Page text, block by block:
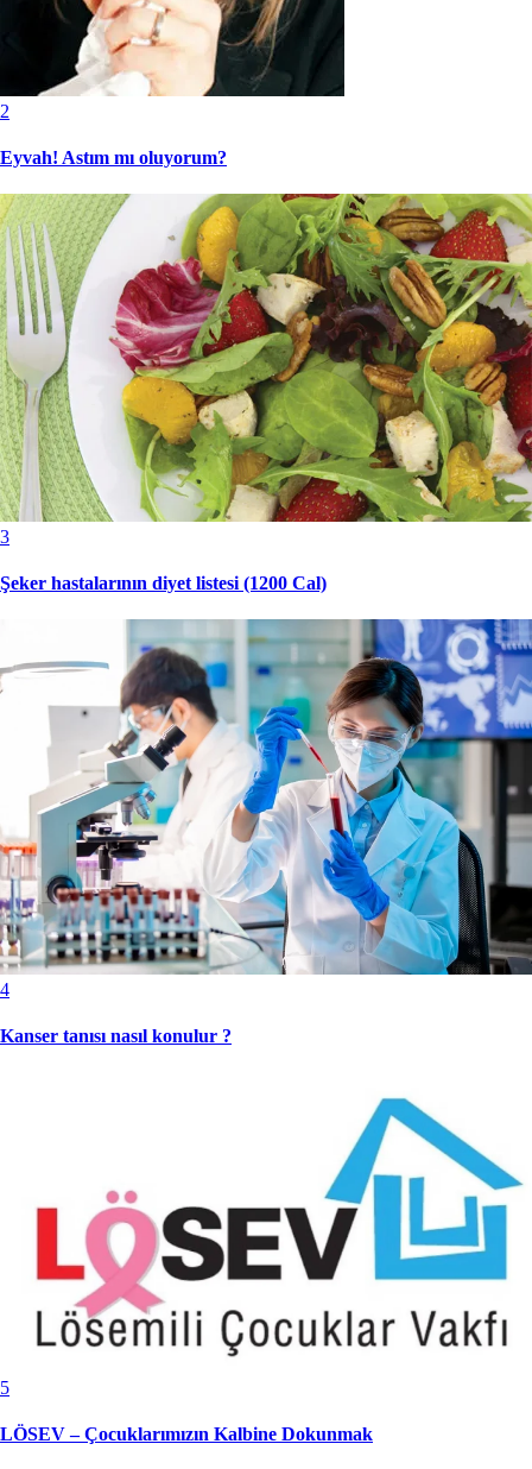
2
Eyvah! Astım mı oluyorum?
3
Şeker hastalarının diyet listesi (1200 Cal)
4
Kanser tanısı nasıl konulur ?
5
LÖSEV – Çocuklarımızın Kalbine Dokunmak